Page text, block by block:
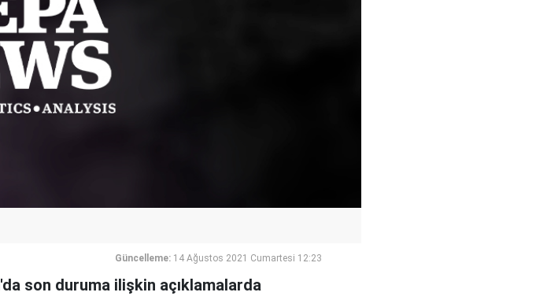
Güncelleme: 14 Ağustos 2021 Cumartesi 12:23
son duruma ilişkin açıklamalarda